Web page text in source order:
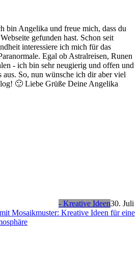
bin Angelika und freue mich, dass du
gefunden hast. Schon seit
interessiere ich mich für das
Egal ob Astralreisen, Runen
- ich bin sehr neugierig und offen und
aus. So, nun wünsche ich dir aber viel
🙂 Liebe Grüße Deine Angelika
- Kreative Ideen30. Juli
Mosaikmuster: Kreative Ideen für eine